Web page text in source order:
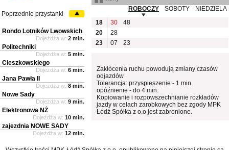
ROBOCZY
SOBOTY
NIEDZIELA
18
30
48
20
28
23
07 23
Zakłócenia ruchu powodują zmiany czasów
odjazdów
Tolerancja: przyspieszenie - 1 min.
opóźnienie - do 4 min.
Kopiowanie i rozpowszechnianie rozkładów
jazdy w celach zarobkowych bez zgody MPK
Łódź Spółka z o.o jest zabronione.
Poprzednie przystanki
Rondo Lotników Lwowskich
Dojeżdża w: 2 min.
Politechniki
Dojeżdża w: 5 min.
Cieszkowskiego
Dojeżdża w: 6 min.
Jana Pawła II
Dojeżdża w: 8 min.
Nowe Sady
Dojeżdża w: 9 min.
Elektronowa NŻ
Dojeżdża w: 10 min.
zajezdnia NOWE SADY
Dojeżdża w: 12 min.